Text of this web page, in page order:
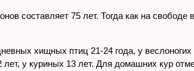
составляет 75 лет. Тогда как на
хищных птиц 21-24 года, у веслоногих
лет, у куриных 13 лет. Для домашних кур